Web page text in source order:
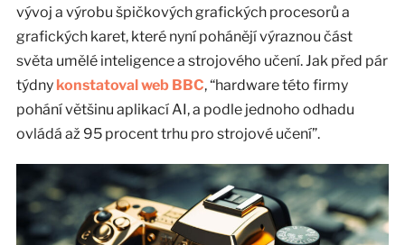
vývoj a výrobu špičkových grafických procesorů a
grafických karet, které nyní pohánějí výraznou část
světa umělé inteligence a strojového učení. Jak před pár
týdny konstatoval web BBC, “hardware této firmy
pohání většinu aplikací AI, a podle jednoho odhadu
ovládá až 95 procent trhu pro strojové učení”.